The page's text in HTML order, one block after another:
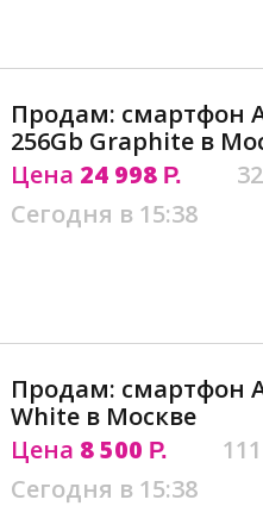
Продам: смартфон
256Gb Graphite в
Цена 24 998 Р.
Сегодня в 15:38
Продам: смартфон
White в Москве
Цена 8 500 Р.
Сегодня в 15:38